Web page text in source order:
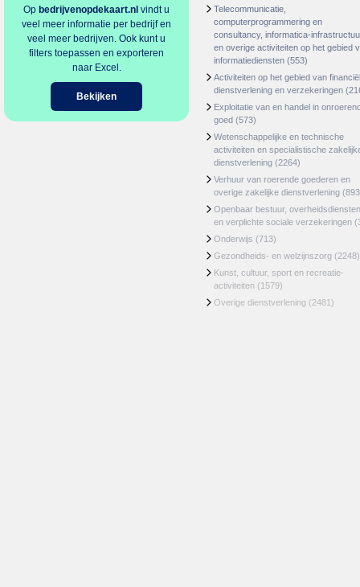
Op bedrijvenopdekaart.nl vindt u
veel meer informatie per bedrijf en
veel meer bedrijven. Ook kunt u
filters toepassen en exporteren
naar Excel.
Bekijken
Telecommunicatie,
computerprogrammering en
consultancy, informatica-
en overige activiteiten op het gebied
informatiediensten (553)
Activiteiten op het gebied van
dienstverlening en verzekeringen
Exploitatie van en handel in
goed (573)
Wetenschappelijke en technische
activiteiten en specialistische
dienstverlening (2264)
Verhuur van roerende goederen en
overige zakelijke dienstverlening
Openbaar bestuur, overheidsdiensten
en verplichte sociale verzekeringen
Onderwijs (713)
Gezondheids- en welzijnszorg (2248)
Kunst, cultuur, sport en recreatie-
activiteiten (1579)
Overige dienstverlening (2481)